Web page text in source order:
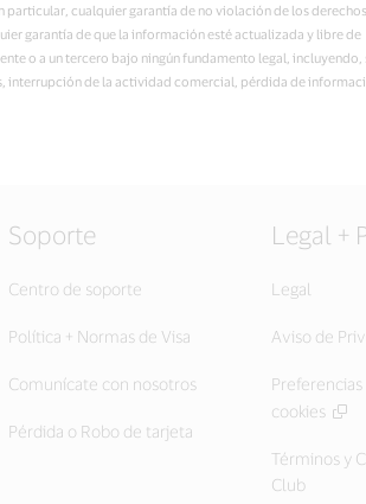
cualquier garantía de no violación de los derechos
garantía de que la información esté actualizada y libre de
o a un tercero bajo ningún fundamento legal, incluyendo,
interrupción de la actividad comercial, pérdida de
Soporte
Centro de soporte
Política + Normas de Visa
Comunícate con nosotros
Pérdida o Robo de tarjeta
Legal +
Legal
Aviso de
cookies
Términos y
Club